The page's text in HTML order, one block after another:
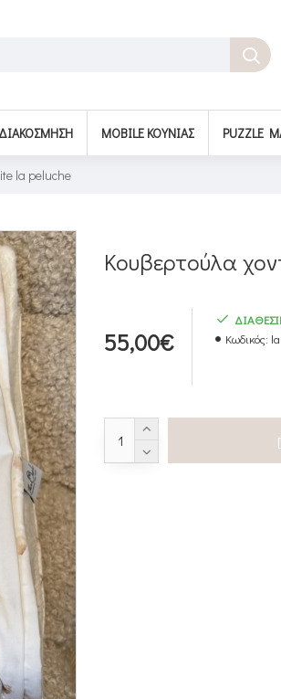
ΔΙΑΚΌΣΜΗΣΗ MOBILE ΚΟΎΝΙΑΣ PUZZLE
la peluche
Κουβερτούλα
55,00€
Κωδικός: